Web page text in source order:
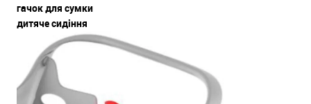
гачок для сумки
дитяче сидіння